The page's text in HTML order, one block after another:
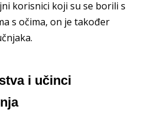
korisnici koji su se borili s
s očima, on je također
i učinci